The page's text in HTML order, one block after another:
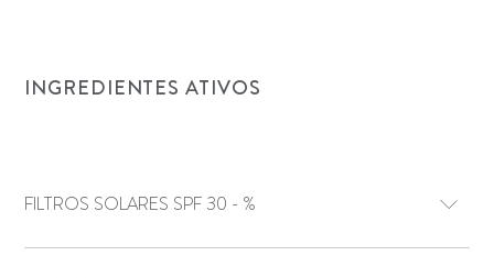
INGREDIENTES ATIVOS
FILTROS SOLARES SPF 30 - %